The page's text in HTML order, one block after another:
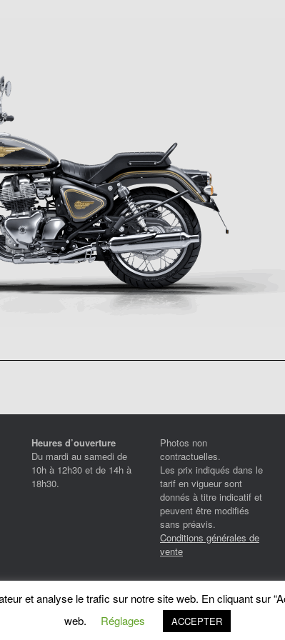
Heures d’ouverture
Du mardi au samedi de
10h à 12h30 et de 14h à
18h30.
Photos non
contractuelles.
Les prix indiqués dans le
tarif en vigueur sont
donnés à titre indicatif et
peuvent être modifiés
sans préavis.
Conditions générales de
vente
ASiteOrigin Theme
et analyse le trafic sur notre site web. En cliquant sur
web.
Réglages ACCEPTER